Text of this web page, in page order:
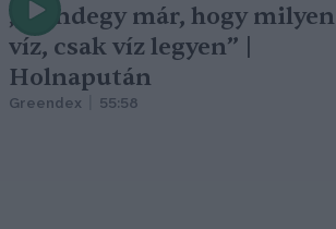
„Mindegy már, hogy milyen
víz, csak víz legyen” |
Holnapután
Greendex 55:58